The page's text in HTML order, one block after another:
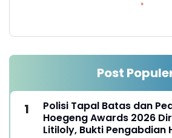
Post
Polisi Tapal Batas dan
Hoegeng Awards 2026
Litiloly, Bukti Pengabdian